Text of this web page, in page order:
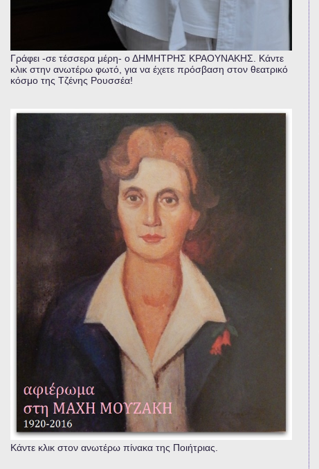
Γράφει -σε τέσσερα μέρη- ο ΔΗΜΗΤΡΗΣ ΚΡΑΟΥΝΑΚΗΣ. Κάντε
κλικ στην ανωτέρω φωτό, για να έχετε πρόσβαση στον θεατρικό
κόσμο της Τζένης Ρουσσέα!
Κάντε κλικ στον ανωτέρω πίνακα της Ποιήτριας.